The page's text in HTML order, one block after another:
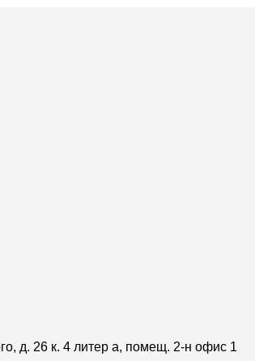
д. 26 к. 4 литер а, помещ. 2-н офис 1